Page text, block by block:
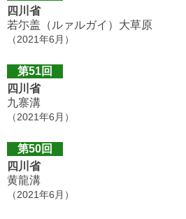
四川省
若尓盖（ルァルガイ）大草原
（2021年6月）
第51回
四川省
九寨溝
（2021年6月）
第50回
四川省
黄龍溝
（2021年6月）